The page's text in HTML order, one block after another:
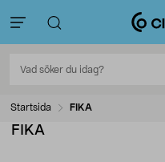
Startsida FIKA
FIKA